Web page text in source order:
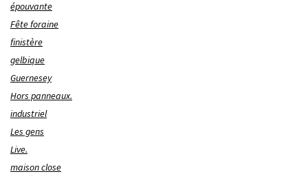
épouvante
Fête foraine
finistère
gelbique
Guernesey
Hors panneaux.
industriel
Les gens
Live.
maison close